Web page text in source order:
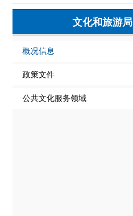
文化和旅游局
概况信息
政策文件
公共文化服务领域